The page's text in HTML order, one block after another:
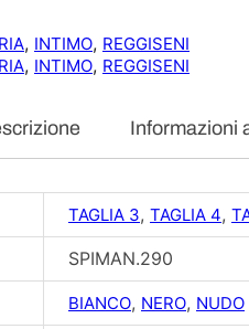
, INTIMO, REGGISENI
, INTIMO, REGGISENI
Informazioni
TAGLIA 3, TAGLIA 4,
SPIMAN.290
BIANCO, NERO, NUDO